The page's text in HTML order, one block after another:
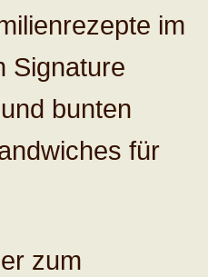
im
Signature
bunten
für
zum